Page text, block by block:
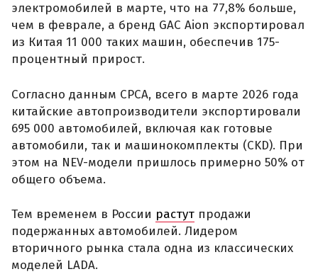
электромобилей в марте, что на 77,8% больше,
чем в феврале, а бренд GAC Aion экспортировал
из Китая 11 000 таких машин, обеспечив 175-
процентный прирост.
Согласно данным CPCA, всего в марте 2026 года
китайские автопроизводители экспортировали
695 000 автомобилей, включая как готовые
автомобили, так и машинокомплекты (CKD). При
этом на NEV-модели пришлось примерно 50% от
общего объема.
Тем временем в России растут продажи
подержанных автомобилей. Лидером
вторичного рынка стала одна из классических
моделей LADA.